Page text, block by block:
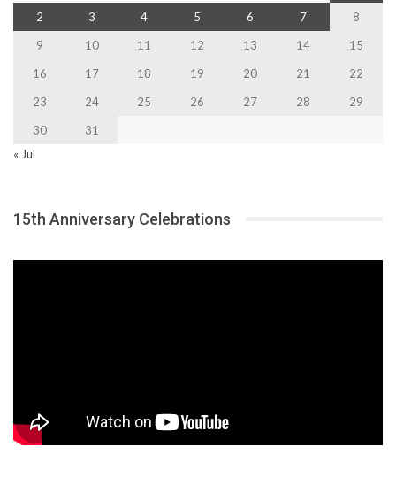
2
3 4 5 6 7
8
9
10 11 12 13 14
15
16
17 18 19 20 21
22
23
24 25 26 27 28
29
30
31
« Jul
15th Anniversary Celebrations